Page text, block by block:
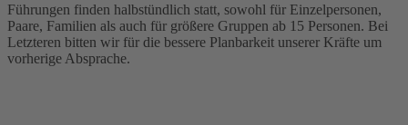
Führungen finden halbstündlich statt, sowohl für Einzelpersonen,
Paare, Familien als auch für größere Gruppen ab 15 Personen. Bei
Letzteren bitten wir für die bessere Planbarkeit unserer Kräfte um
vorherige Absprache.